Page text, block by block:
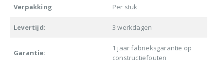
Verpakking Per stuk
Levertijd: 3 werkdagen
Garantie:
1 jaar fabrieksgarantie op
constructiefouten